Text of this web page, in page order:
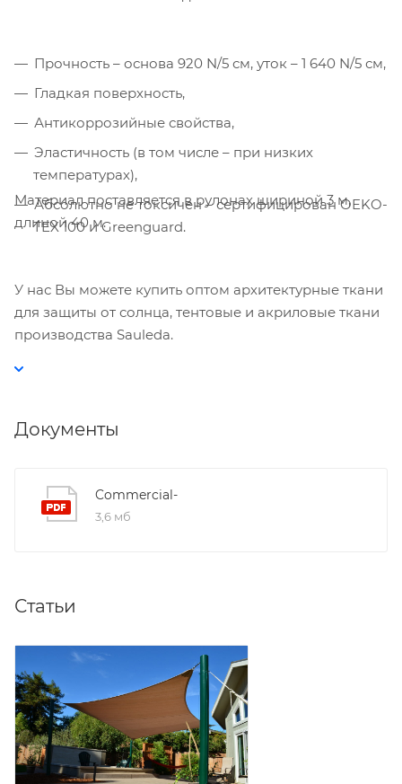
Прочность – основа 920 N/5 см, уток – 1 640 N/5 см,
Гладкая поверхность,
Антикоррозийные свойства,
Эластичность (в том числе – при низких
температурах),
Абсолютно не токсичен – сертифицирован OEKO-
TEX 100 и Greenguard.
Материал поставляется в рулонах шириной 3 м,
длиной 40 м.
У нас Вы можете купить оптом архитектурные ткани
для защиты от солнца, тентовые и акриловые ткани
производства Sauleda.
Документы
Commercial-
3,6 мб
Статьи
Компания «Торговый Дом Технический
Текстиль» использует cookie-файлы и
обрабатывает персональные данные с
использованием Яндекс Метрики. Это
улучшает работу сайта и
взаимодействие с ним. Подробнее - в
Политике . Подтвердите ваше согласие,
нажав кнопку "Принять".
Принять